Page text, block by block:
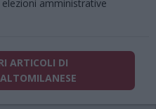
elezioni amministrative
ARTICOLI DI